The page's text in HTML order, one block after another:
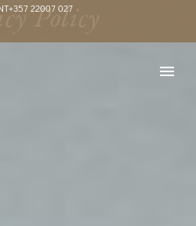
+357 22007 027
Policy